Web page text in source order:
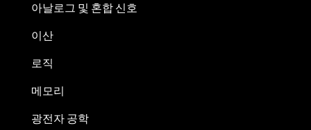
아날로그 및 혼합 신호
이산
로직
메모리
광전자 공학